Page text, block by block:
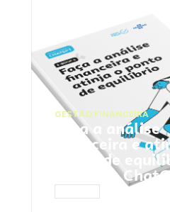
GESTÃO FINANCEIRA
Faça a análise
financeira e
ponto de
Prompts